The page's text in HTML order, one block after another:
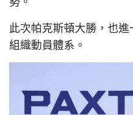
此次帕克斯頓大勝，也
組織動員體系。